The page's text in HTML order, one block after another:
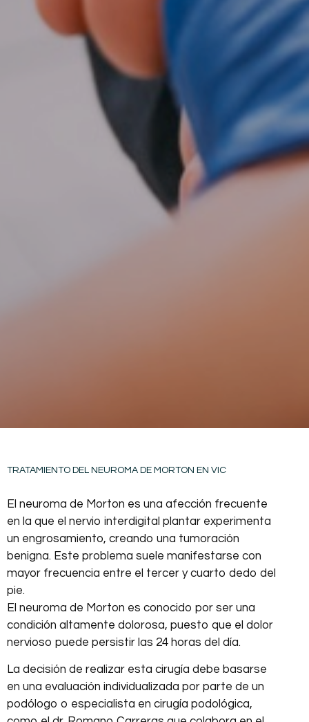
TRATAMIENTO DEL NEUROMA DE MORTON EN VIC
El neuroma de Morton es una afección frecuente
en la que el nervio interdigital plantar experimenta
un engrosamiento, creando una tumoración
benigna. Este problema suele manifestarse con
mayor frecuencia entre el tercer y cuarto dedo del
pie.
El neuroma de Morton es conocido por ser una
condición altamente dolorosa, puesto que el dolor
nervioso puede persistir las 24 horas del día.
La decisión de realizar esta cirugía debe basarse
en una evaluación individualizada por parte de un
podólogo o especialista en cirugía podológica,